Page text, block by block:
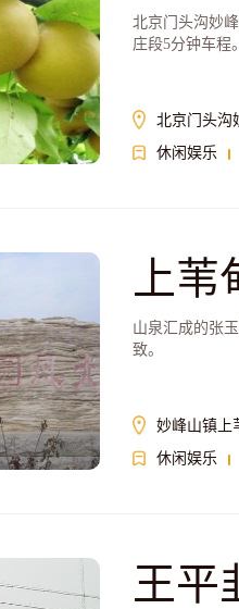
北京门头沟妙
庄段5分钟车程。
北京门头沟
休闲娱乐
上苇
山泉汇成的张
致。
妙峰山镇上
休闲娱乐
王平